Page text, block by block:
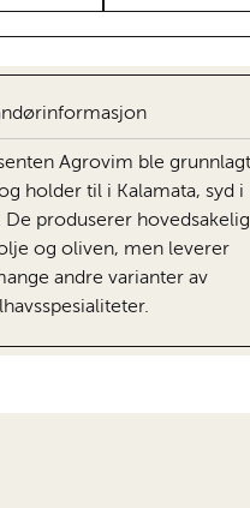
Agrovim ble
holder til i Kalamata, syd i
De produserer hovedsakelig
og oliven, men leverer
andre varianter av